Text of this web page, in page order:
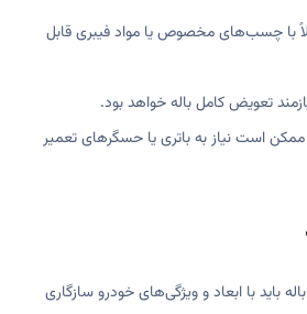
با چسب‌های مخصوص یا مواد فیبری قابل
تعویض کامل باله خواهد بود.
است نیاز به باتری یا حسگرهای تعمیر
باله باید با ابعاد و ویژگی‌های خودرو سازگاری